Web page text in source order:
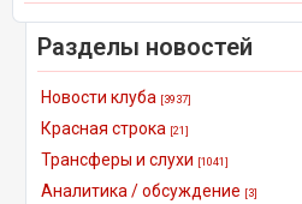
Разделы новостей
Новости клуба [3937]
Красная строка [21]
Трансферы и слухи [1041]
Аналитика / обсуждение [3]